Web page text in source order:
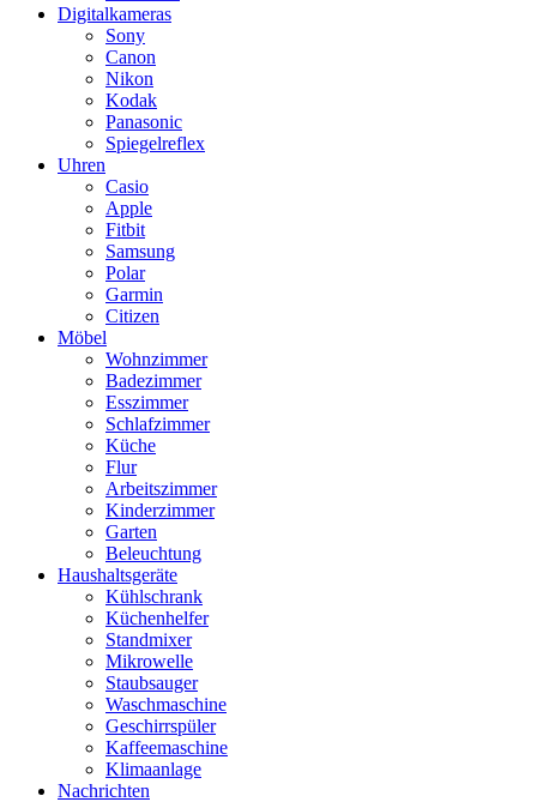
Digitalkameras
Sony
Canon
Nikon
Kodak
Panasonic
Spiegelreflex
Uhren
Casio
Apple
Fitbit
Samsung
Polar
Garmin
Citizen
Möbel
Wohnzimmer
Badezimmer
Esszimmer
Schlafzimmer
Küche
Flur
Arbeitszimmer
Kinderzimmer
Garten
Beleuchtung
Haushaltsgeräte
Kühlschrank
Küchenhelfer
Standmixer
Mikrowelle
Staubsauger
Waschmaschine
Geschirrspüler
Kaffeemaschine
Klimaanlage
Nachrichten